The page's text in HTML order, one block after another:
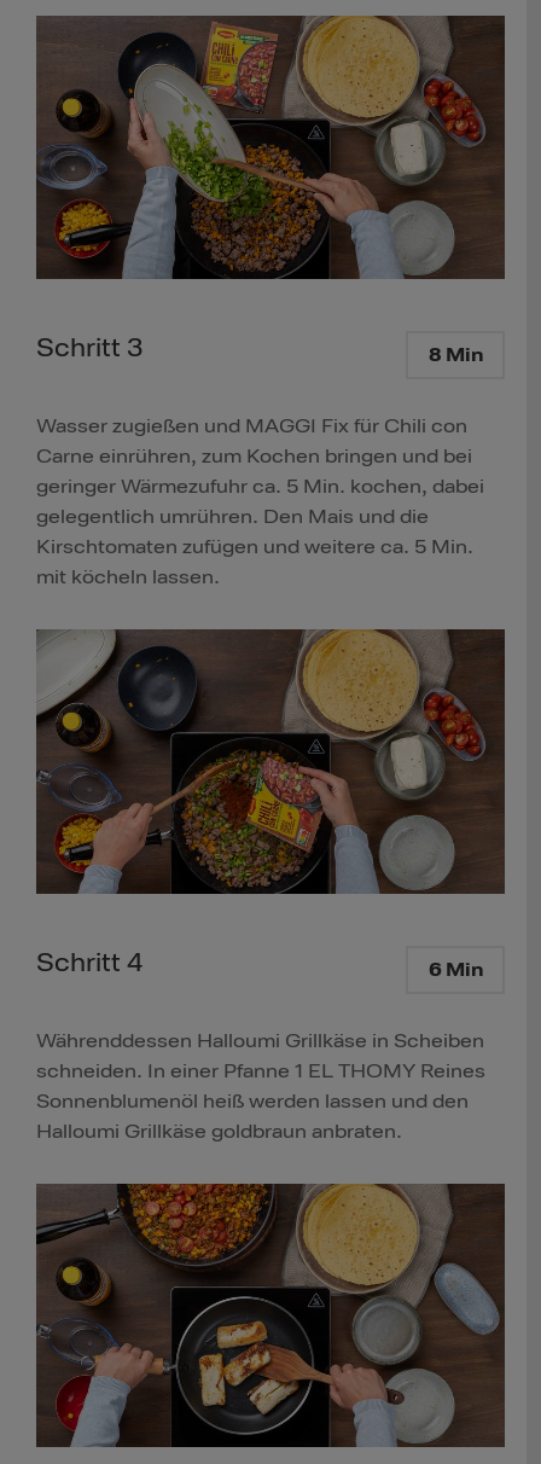
Schritt 3 8 Min
Wasser zugießen und MAGGI Fix für Chili con
Carne einrühren, zum Kochen bringen und bei
geringer Wärmezufuhr ca. 5 Min. kochen, dabei
gelegentlich umrühren. Den Mais und die
Kirschtomaten zufügen und weitere ca. 5 Min.
mit köcheln lassen.
Schritt 4 6 Min
Währenddessen Halloumi Grillkäse in Scheiben
schneiden. In einer Pfanne 1 EL THOMY Reines
Sonnenblumenöl heiß werden lassen und den
Halloumi Grillkäse goldbraun anbraten.